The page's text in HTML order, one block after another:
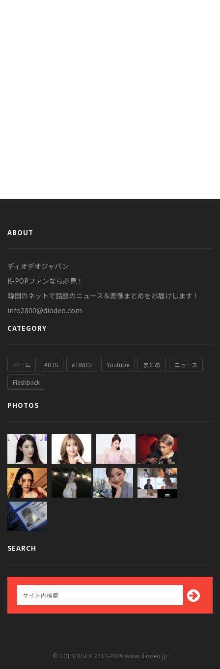
ABOUT
ディオデオジャパン
K-POPファンなら必見！
韓国のネットで話題のニュース＆画像まとめをお届けします！
info2800@diodeo.com
CATEGORY
ホーム #BTS #TWICE Youtube まとめ ニュース
Flashback
PHOTOS
SEARCH
© COPYRIGHT 2011-2026 www.diodeo.jp